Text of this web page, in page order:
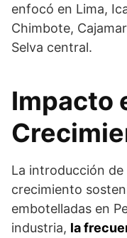
enfocó en Lima,
Chimbote,
Selva central.
Impacto
La introducción
crecimiento
embotelladas en
industria, la